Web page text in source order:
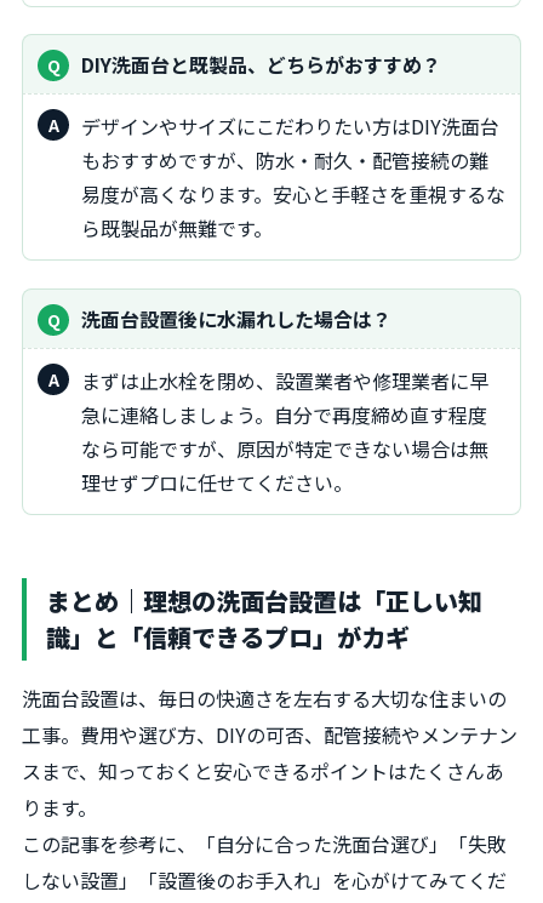
DIY洗面台と既製品、どちらがおすすめ？
デザインやサイズにこだわりたい方はDIY洗面台
もおすすめですが、防水・耐久・配管接続の難
易度が高くなります。安心と手軽さを重視するな
ら既製品が無難です。
洗面台設置後に水漏れした場合は？
まずは止水栓を閉め、設置業者や修理業者に早
急に連絡しましょう。自分で再度締め直す程度
なら可能ですが、原因が特定できない場合は無
理せずプロに任せてください。
まとめ｜理想の洗面台設置は「正しい知
識」と「信頼できるプロ」がカギ
洗面台設置は、毎日の快適さを左右する大切な住まいの
工事。費用や選び方、DIYの可否、配管接続やメンテナン
スまで、知っておくと安心できるポイントはたくさんあ
ります。
この記事を参考に、「自分に合った洗面台選び」「失敗
しない設置」「設置後のお手入れ」を心がけてみてくだ